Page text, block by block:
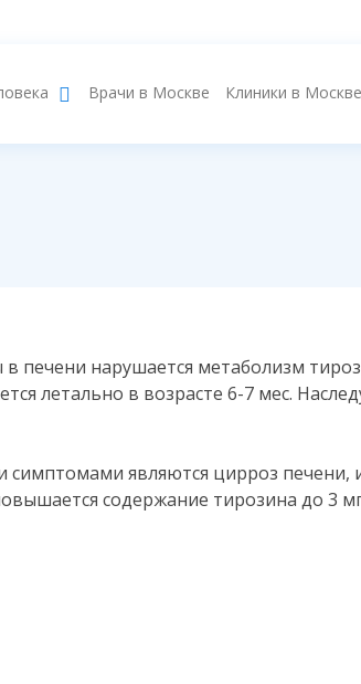
Врачи в Москве Клиники в Москве
печени нарушается метаболизм
летально в возрасте 6-7 мес.
являются цирроз печени,
содержание тирозина до 3